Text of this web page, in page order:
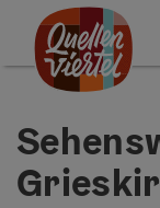
Zum Inhalt
Zur Navigation
Zum